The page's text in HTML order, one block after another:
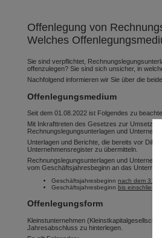
Offenlegung von
Welches
Sie sind verpflichtet,
offenzulegen? Sie sind sich unsicher, in
Nachfolgend informieren wir Sie über die
Offenlegungsmedium
Seit dem 01.08.2022 ist Folgendes zu
Mit Inkrafttreten des Gesetzes zur
Rechnungslegungsunterlagen und
Unterlagen und Berichte, die bereits vor
Unternehmensregister zu übermitteln.
Rechnungslegungsunterlagen und
vom Geschäftsjahresbeginn an das
Geschäftsjahresbeginn nach dem
Geschäftsjahresbeginn bis
Offenlegungsform
Kleinstunternehmen
Jahresabschluss zu hinterlegen.